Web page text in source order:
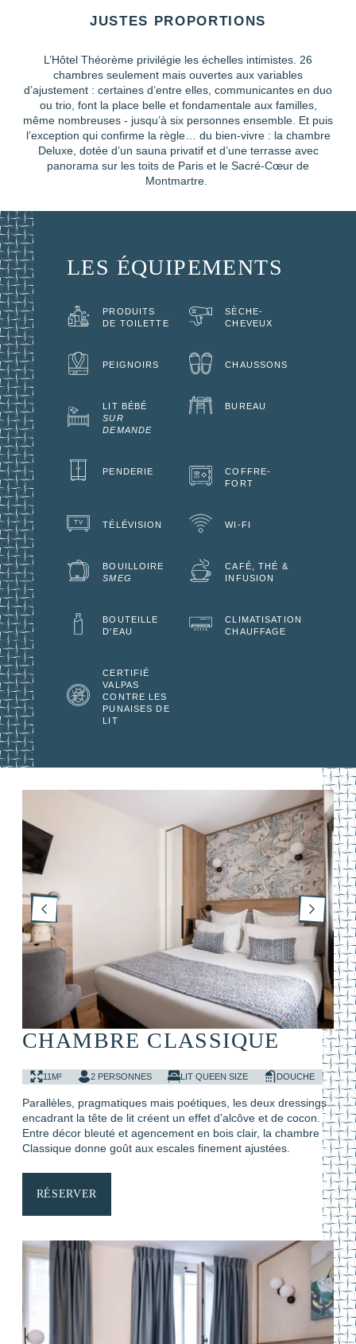
JUSTES PROPORTIONS
L’Hôtel Théorème privilégie les échelles intimistes. 26
chambres seulement mais ouvertes aux variables
d’ajustement : certaines d’entre elles, communicantes en duo
ou trio, font la place belle et fondamentale aux familles,
même nombreuses - jusqu’à six personnes ensemble. Et puis
l’exception qui confirme la règle… du bien-vivre : la chambre
Deluxe, dotée d’un sauna privatif et d’une terrasse avec
panorama sur les toits de Paris et le Sacré-Cœur de
Montmartre.
LES ÉQUIPEMENTS
PRODUITS
DE TOILETTE
SÈCHE-
CHEVEUX
PEIGNOIRS CHAUSSONS
LIT BÉBÉ
SUR
DEMANDE
BUREAU
PENDERIE
COFFRE-
FORT
TÉLÉVISION WI-FI
BOUILLOIRE
SMEG
CAFÉ, THÉ &
INFUSION
BOUTEILLE
D'EAU
CLIMATISATION
CHAUFFAGE
CERTIFIÉ
VALPAS
CONTRE LES
PUNAISES DE
LIT
CHAMBRE CLASSIQUE
11M² 2 PERSONNES LIT QUEEN SIZE DOUCHE
Parallèles, pragmatiques mais poétiques, les deux dressings
encadrant la tête de lit créent un effet d’alcôve et de cocon.
Entre décor bleuté et agencement en bois clair, la chambre
Classique donne goût aux escales finement ajustées.
RÉSERVER